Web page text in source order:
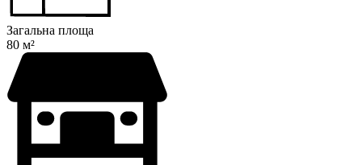
Загальна площа
80 м²